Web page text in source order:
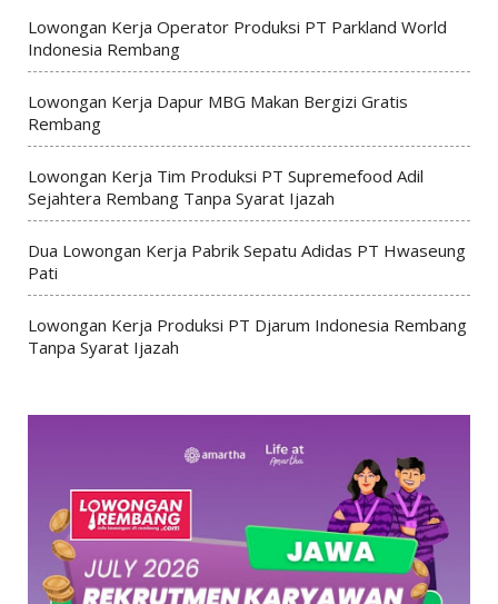
Lowongan Kerja Operator Produksi PT Parkland World
Indonesia Rembang
Lowongan Kerja Dapur MBG Makan Bergizi Gratis
Rembang
Lowongan Kerja Tim Produksi PT Supremefood Adil
Sejahtera Rembang Tanpa Syarat Ijazah
Dua Lowongan Kerja Pabrik Sepatu Adidas PT Hwaseung
Pati
Lowongan Kerja Produksi PT Djarum Indonesia Rembang
Tanpa Syarat Ijazah